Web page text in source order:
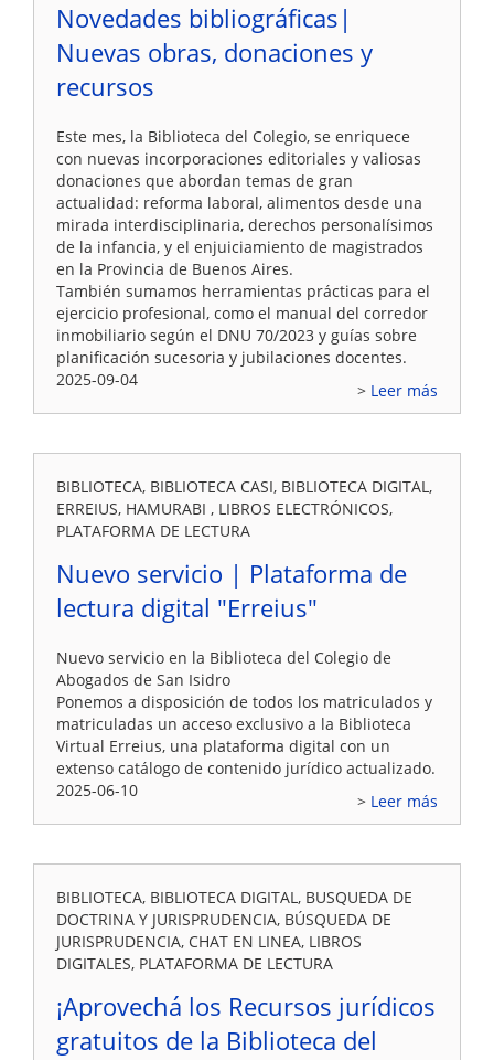
Novedades bibliográficas|
Nuevas obras, donaciones y
recursos
Este mes, la Biblioteca del Colegio, se enriquece
con nuevas incorporaciones editoriales y valiosas
donaciones que abordan temas de gran
actualidad: reforma laboral, alimentos desde una
mirada interdisciplinaria, derechos personalísimos
de la infancia, y el enjuiciamiento de magistrados
en la Provincia de Buenos Aires.
También sumamos herramientas prácticas para el
ejercicio profesional, como el manual del corredor
inmobiliario según el DNU 70/2023 y guías sobre
planificación sucesoria y jubilaciones docentes.
2025-09-04
Leer más
BIBLIOTECA, BIBLIOTECA CASI, BIBLIOTECA DIGITAL,
ERREIUS, HAMURABI , LIBROS ELECTRÓNICOS,
PLATAFORMA DE LECTURA
Nuevo servicio | Plataforma de
lectura digital "Erreius"
Nuevo servicio en la Biblioteca del Colegio de
Abogados de San Isidro
Ponemos a disposición de todos los matriculados y
matriculadas un acceso exclusivo a la Biblioteca
Virtual Erreius, una plataforma digital con un
extenso catálogo de contenido jurídico actualizado.
2025-06-10
Leer más
BIBLIOTECA, BIBLIOTECA DIGITAL, BUSQUEDA DE
DOCTRINA Y JURISPRUDENCIA, BÚSQUEDA DE
JURISPRUDENCIA, CHAT EN LINEA, LIBROS
DIGITALES, PLATAFORMA DE LECTURA
¡Aprovechá los Recursos jurídicos
gratuitos de la Biblioteca del